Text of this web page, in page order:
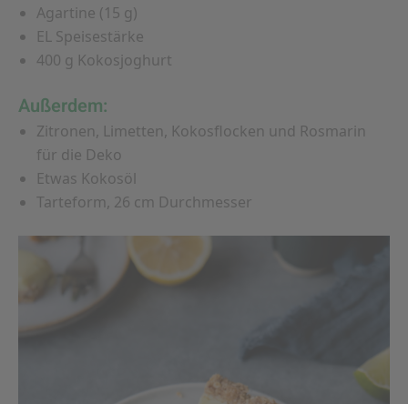
Agartine (15 g)
EL Speisestärke
400 g Kokosjoghurt
Außerdem:
Zitronen, Limetten, Kokosflocken und Rosmarin
für die Deko
Etwas Kokosöl
Tarteform, 26 cm Durchmesser